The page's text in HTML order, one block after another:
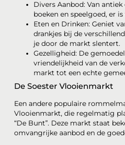
Divers Aanbod: Van
boeken en speelgoed, er
Eten en Drinken: Geniet
drankjes bij de
je door de markt slentert.
Gezelligheid: De
vriendelijkheid van de
markt tot een echte
De Soester Vlooienmarkt
Een andere populaire
Vlooienmarkt, die regelmatig
“De Bunt”. Deze markt staat
omvangrijke aanbod en de